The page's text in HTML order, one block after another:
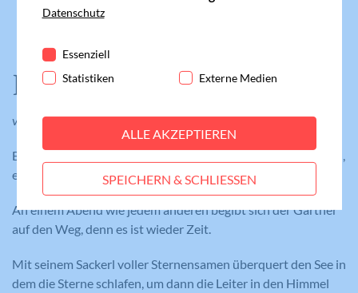
Der Sternengärtner
von Dam-hee Han (ab 3 Jahren)
Ein Garten voller Blumen, ein Garten voller Unmöglichkeiten,
ein Garten voller Sternblumen.
An einem Abend wie jedem anderen begibt sich der Gärtner
auf den Weg, denn es ist wieder Zeit.
Mit seinem Sackerl voller Sternensamen überquert den See in
dem die Sterne schlafen, um dann die Leiter in den Himmel
Essenziell
Funktionen der Webseite benötigt. Dadurch ist
gewährleistet, dass die Webseite einwandfrei
funktioniert.
Name fe_typo_user
Anbieter Meine Familie
Session
Zweck
Eindeutige ID, die die Sitzung des
Benutzers identifiziert.
Statistiken
Statistik-Cookies helfen uns zu verstehen, wie
Benutzer mit unserer Webseite interagieren,
gemeldet werden. Die gesammelten
Informationen helfen uns, unser
Webseitenangebot laufend zu verbessern.
Name _gat_lokal
Cookie-Informationen anzeigen
Datenschutz
Essenziell
Statistiken
Externe Medien
ALLE AKZEPTIEREN
SPEICHERN & SCHLIESSEN